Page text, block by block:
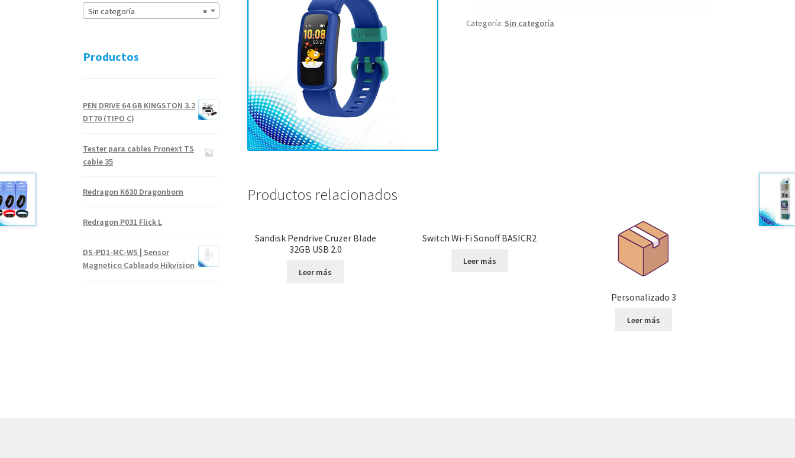
Categoría: Sin categoría
Productos relacionados
Sandisk Pendrive Cruzer Blade
32GB USB 2.0
Leer más
Switch Wi-Fi Sonoff BASICR2
Leer más
Personalizado 3
Leer más
×
Sin categoría
Productos
PEN DRIVE 64 GB KINGSTON 3.2
DT70 (TIPO C)
Tester para cables Pronext TS
cable 35
Redragon K630 Dragonborn
Redragon P031 Flick L
DS-PD1-MC-WS | Sensor
Magnetico Cableado Hikvision